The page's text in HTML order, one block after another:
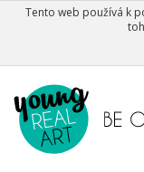
Tento web používá k